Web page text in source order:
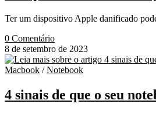
Ter um dispositivo Apple danificado
0 Comentário
8 de setembro de 2023
Macbook /Notebook
4 sinais de que o seu